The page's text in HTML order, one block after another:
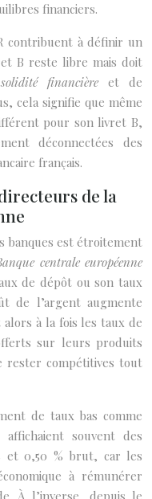
financiers.
contribuent à définir un
B reste libre mais doit
solidité financière et de
cela signifie que même
pour son livret B,
déconnectées des
français.
de la
banques est étroitement
centrale européenne
de dépôt ou son taux
de l’argent augmente
à la fois les taux de
sur leurs produits
rester compétitives tout
de taux bas comme
souvent des
et 0,50 % brut, car les
à rémunérer
À l’inverse, depuis le